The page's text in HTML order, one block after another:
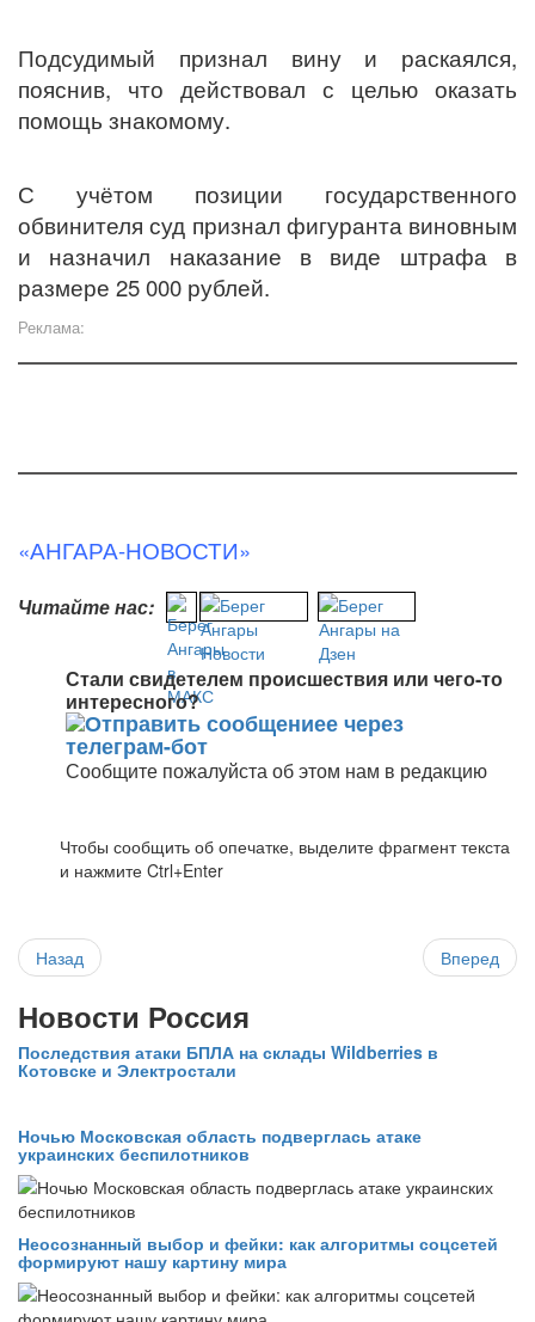
Подсудимый признал вину и раскаялся,
пояснив, что действовал с целью оказать
помощь знакомому.
С учётом позиции государственного
обвинителя суд признал фигуранта виновным
и назначил наказание в виде штрафа в
размере 25 000 рублей.
Реклама:
«АНГАРА-НОВОСТИ»
Читайте нас:
Стали свидетелем происшествия или чего-то
интересного?
Сообщите пожалуйста об этом нам в редакцию
Чтобы сообщить об опечатке, выделите фрагмент текста
и нажмите Ctrl+Enter
Назад Вперед
Новости Россия
Последствия атаки БПЛА на склады Wildberries в
Котовске и Электростали
Ночью Московская область подверглась атаке
украинских беспилотников
Неосознанный выбор и фейки: как алгоритмы соцсетей
формируют нашу картину мира